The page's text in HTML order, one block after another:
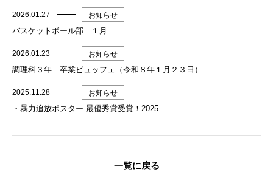
2026.01.27 お知らせ
バスケットボール部 １月
2026.01.23 お知らせ
調理科３年 卒業ビュッフェ（令和８年１月２３日）
2025.11.28 お知らせ
・暴力追放ポスター 最優秀賞受賞！2025
一覧に戻る